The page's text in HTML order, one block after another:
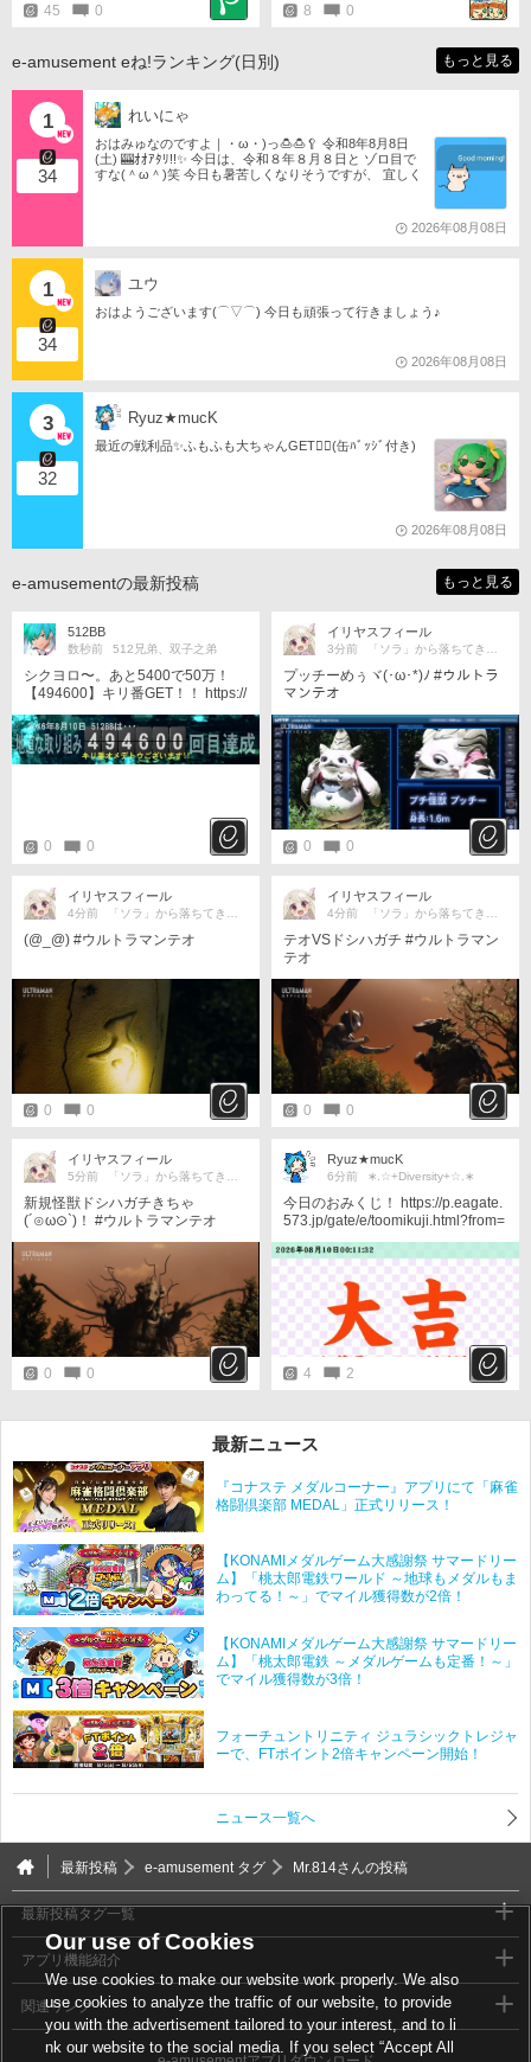
45
0 8 0
e-amusement eね!ランキング(日別) もっと見る
1
34
れいにゃ
おはみゅなのですよ｜・ω・)っ🍮🍮🥄 令和8年8月8日
(土) 🎰ｵｵｱﾀﾘ!!✨ 今日は、令和８年８月８日と ゾロ目で
すな(＾ω＾)笑 今日も暑苦しくなりそうですが、 宜しく
2026年08月08日
1
34
ユウ
おはようございます(⌒▽⌒) 今日も頑張って行きましょう♪
2026年08月08日
3
32
Ryuz★mucK
最近の戦利品✨ふもふも大ちゃんGET🧚‍♂️(缶ﾊﾞｯｼﾞ付き)
2026年08月08日
e-amusementの最新投稿 もっと見る
512BB
数秒前 512兄弟、双子之弟
シクヨロ〜。あと5400で50万！
【494600】キリ番GET！！ https://
p.eagate.573.jp/gate/dungeon/?sk
=nice_round_number
0 0
イリヤスフィール
3分前 「ソラ」から落ちてきた宇宙人。
プッチーめぅヾ⁠(⁠･⁠ω⁠･⁠*⁠)⁠ﾉ #ウルトラ
マンテオ
0 0
イリヤスフィール
4分前 「ソラ」から落ちてきた宇宙人。
(⁠@⁠_⁠@⁠) #ウルトラマンテオ
0 0
イリヤスフィール
4分前 「ソラ」から落ちてきた宇宙人。
テオVSドシハガチ #ウルトラマン
テオ
0 0
イリヤスフィール
5分前 「ソラ」から落ちてきた宇宙人。
新規怪獣ドシハガチきちゃ
(⁠´⁠⊙⁠ω⁠⊙⁠`⁠)⁠！ #ウルトラマンテオ
0 0
Ryuz★mucK
6分前 ∗.☆+Diversity+☆.∗
今日のおみくじ！ https://p.eagate.
573.jp/gate/e/toomikuji.html?from=
article
4 2
最新ニュース
『コナステ メダルコーナー』アプリにて「麻雀
格闘倶楽部 MEDAL」正式リリース！
【KONAMIメダルゲーム大感謝祭 サマードリー
ム】「桃太郎電鉄ワールド ～地球もメダルもま
わってる！～」でマイル獲得数が2倍！
【KONAMIメダルゲーム大感謝祭 サマードリー
ム】「桃太郎電鉄 ～メダルゲームも定番！～」
でマイル獲得数が3倍！
フォーチュントリニティ ジュラシックトレジャ
ーで、FTポイント2倍キャンペーン開始！
ニュース一覧へ
最新投稿 e-amusement タグ Mr.814さんの投稿
最新投稿タグ一覧
アプリ機能紹介
関連リンク
Our use of Cookies
We use cookies to make our website work properly. We also
use cookies to analyze the traffic of our website, to provide
you with the advertisement tailored to your interest, and to li
nk our website to the social media. If you select “Accept All